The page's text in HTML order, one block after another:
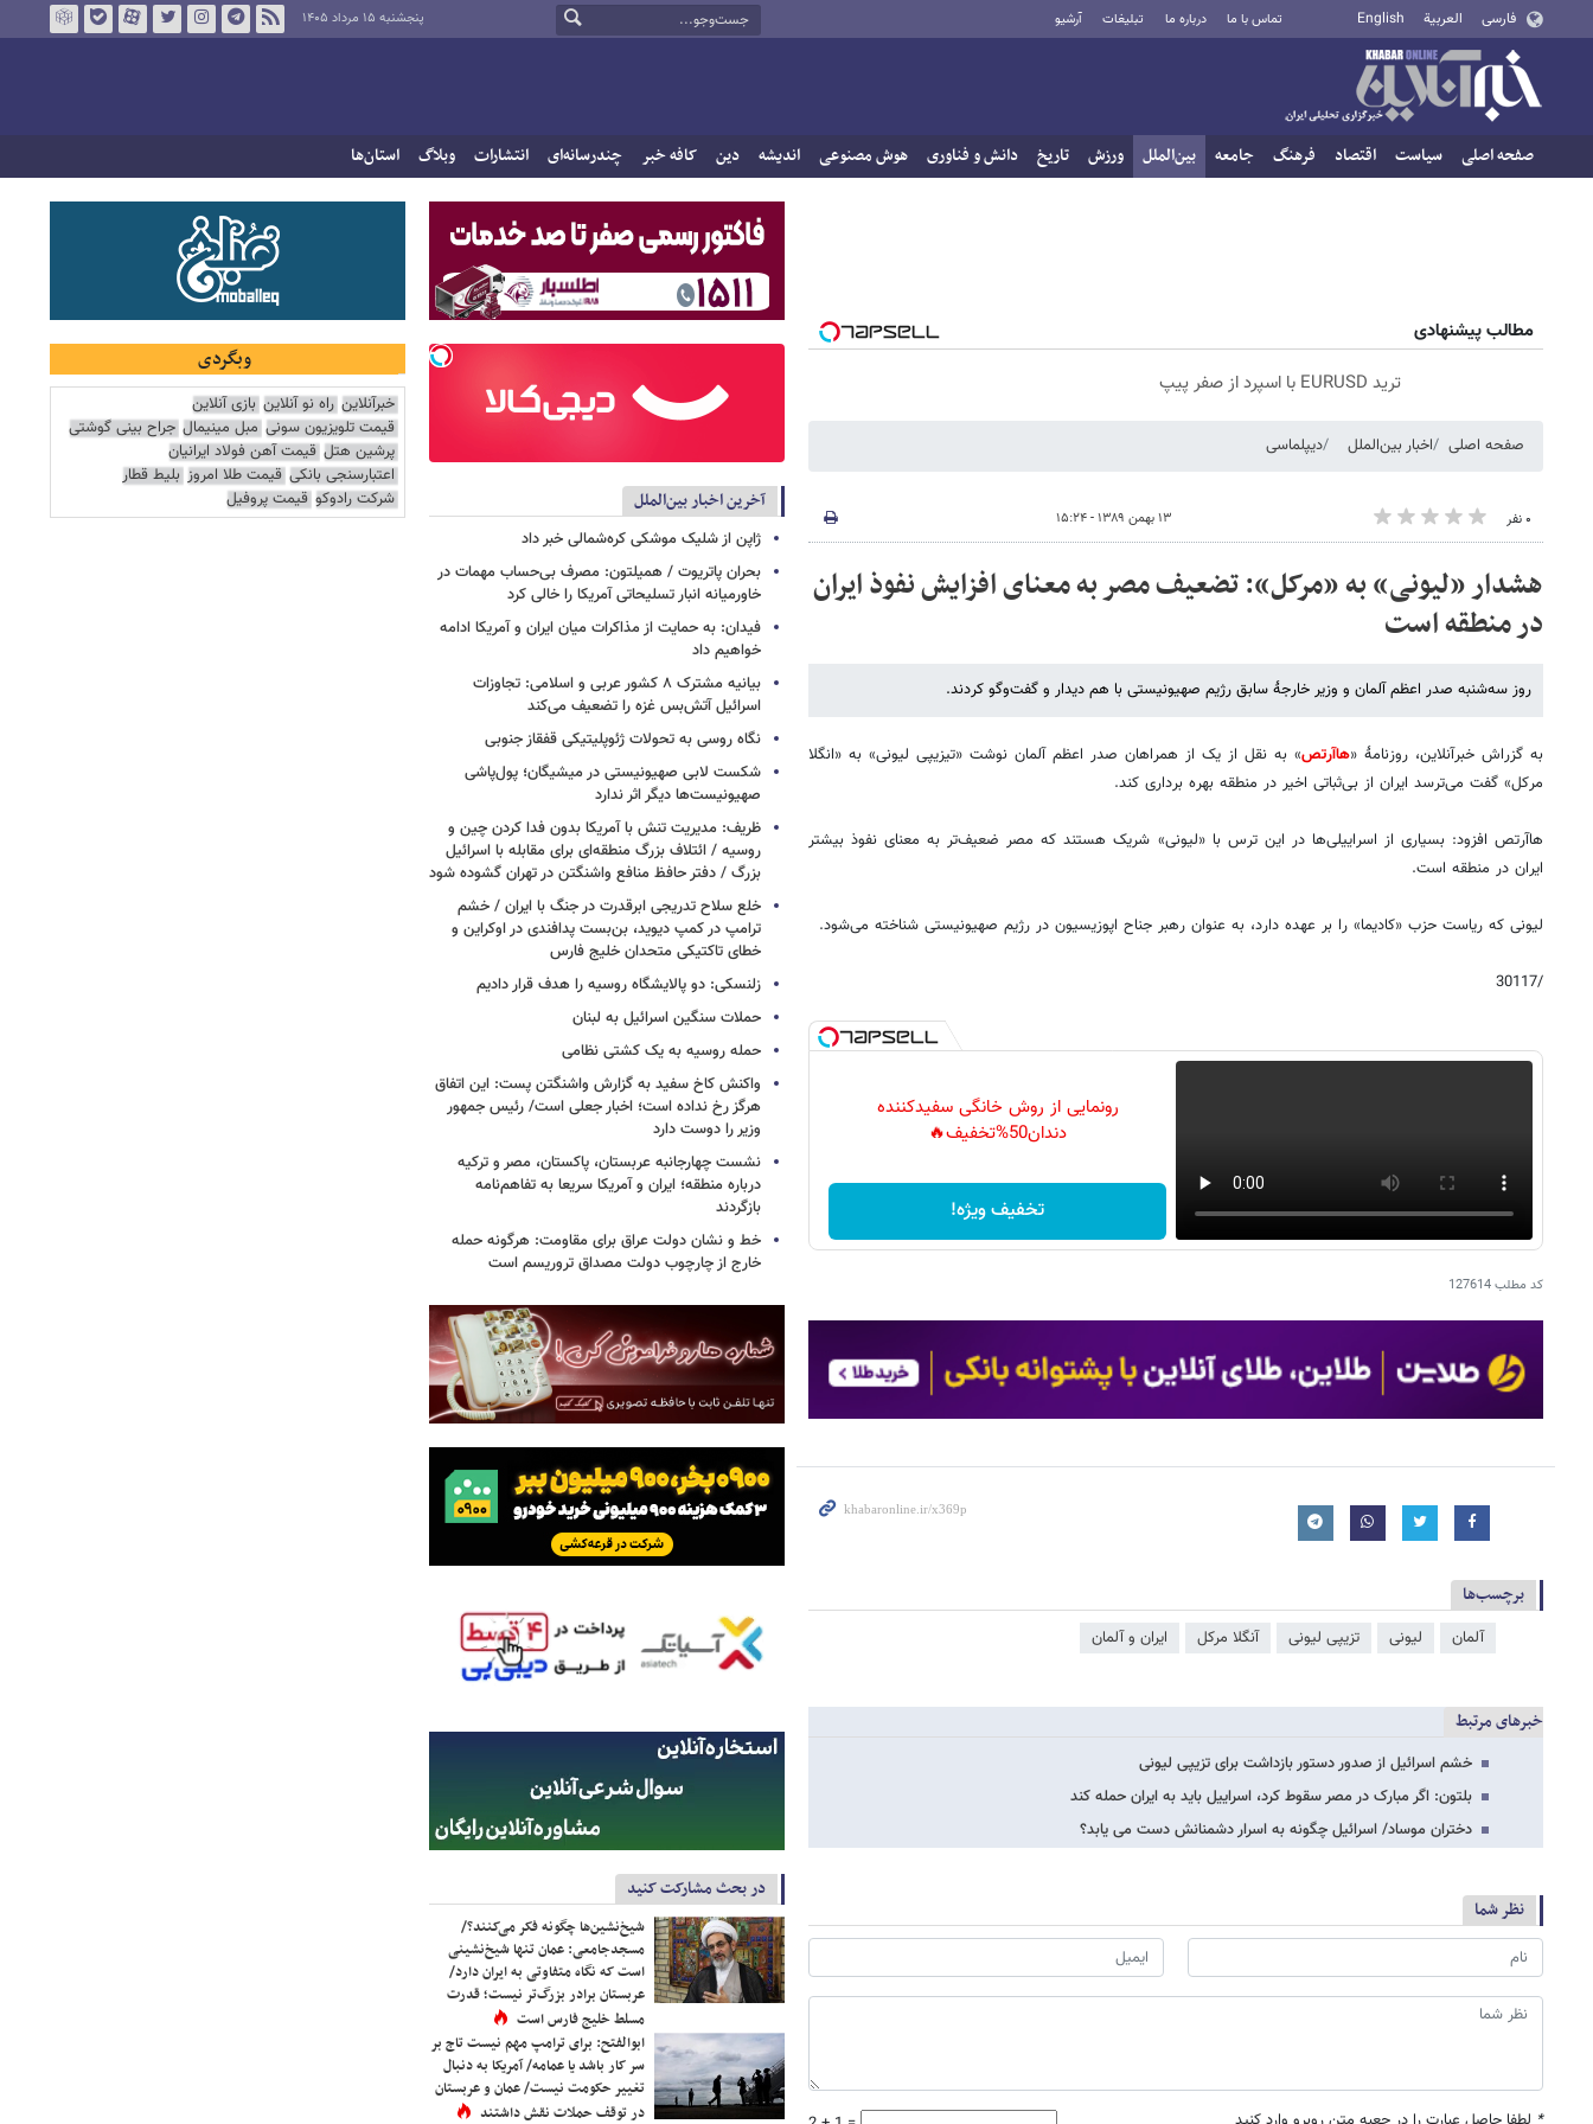
فارسی العربية English تماس با ما درباره ما تبلیغات آرشیو پنجشنبه ۱۵ مرداد ۱۴۰۵
صفحه اصلی سیاست اقتصاد فرهنگ جامعه بین‌الملل ورزش تاریخ دانش و فناوری هوش مصنوعی اندیشه دین کافه خبر چندرسانه‌ای انتشارات وبلاگ استان‌ها
مطالب پیشنهادی
ترید EURUSD با اسپرد از صفر پیپ
صفحه اصلی اخبار بین‌الملل دیپلماسی
۰ نفر ۱۳ بهمن ۱۳۸۹ - ۱۵:۲۴
هشدار «لیونی» به «مرکل»: تضعیف مصر به معنای افزایش نفوذ ایران
در منطقه است
روز سه‌شنبه صدر اعظم آلمان و وزیر خارجۀ سابق رژیم صهیونیستی با هم دیدار و گفت‌وگو کردند.
به گزراش خبرآنلاین، روزنامۀ «هاآرتص» به نقل از یک از همراهان صدر اعظم آلمان نوشت «تیزیپی لیونی» به «انگلا
مرکل» گفت می‌ترسد ایران از بی‌ثباتی اخیر در منطقه بهره برداری کند.
هاآرتص افزود: بسیاری از اسراییلی‌ها در این ترس با «لیونی» شریک هستند که مصر ضعیف‌تر به معنای نفوذ بیشتر
ایران در منطقه است.
لیونی که ریاست حزب «کادیما» را بر عهده دارد، به عنوان رهبر جناح اپوزیسیون در رژیم صهیونیستی شناخته می‌شود.
/30117
رونمایی از روش خانگی سفیدکننده
دندان50%تخفیف🔥
تخفیف ویژه!
کد مطلب127614
برچسب‌ها
آلمان لیونی تزیپی لیونی آنگلا مرکل ایران و آلمان
خبرهای مرتبط
خشم اسرائیل از صدور دستور بازداشت برای تزیپی لیونی
بلتون: اگر مبارک در مصر سقوط کرد، اسراییل باید به ایران حمله کند
دختران موساد/ اسرائیل چگونه به اسرار دشمنانش دست می یابد؟
نظر شما
آخرین اخبار بین‌الملل
ژاپن از شلیک موشکی کره‌شمالی خبر داد
بحران پاتریوت / همیلتون: مصرف بی‌حساب مهمات در
خاورمیانه انبار تسلیحاتی آمریکا را خالی کرد
فیدان: به حمایت از مذاکرات میان ایران و آمریکا ادامه
خواهیم داد
بیانیه مشترک ۸ کشور عربی و اسلامی: تجاوزات
اسرائیل آتش‌بس غزه را تضعیف می‌کند
نگاه روسی به تحولات ژئوپلیتیکی قفقاز جنوبی
شکست لابی صهیونیستی در میشیگان؛ پول‌پاشی
صهیونیست‌ها دیگر اثر ندارد
ظریف: مدیریت تنش با آمریکا بدون فدا کردن چین و
روسیه / ائتلاف بزرگ منطقه‌ای برای مقابله با اسرائیل
بزرگ / دفتر حافظ منافع واشنگتن در تهران گشوده شود
خلع سلاح تدریجی ابرقدرت در جنگ با ایران / خشم
ترامپ در کمپ دیوید، بن‌بست پدافندی در اوکراین و
خطای تاکتیکی متحدان خلیج فارس
زلنسکی: دو پالایشگاه روسیه را هدف قرار دادیم
حملات سنگین اسرائیل به لبنان
حمله روسیه به یک کشتی نظامی
واکنش کاخ سفید به گزارش واشنگتن پست: این اتفاق
هرگز رخ نداده است؛ اخبار جعلی است/ رئیس جمهور
وزیر را دوست دارد
نشست چهارجانبه عربستان، پاکستان، مصر و ترکیه
درباره منطقه؛ ایران و آمریکا سریعا به تفاهم‌نامه
بازگردند
خط و نشان دولت عراق برای مقاومت: هرگونه حمله
خارج از چارچوب دولت مصداق تروریسم است
در بحث مشارکت کنید
شیخ‌نشین‌ها چگونه فکر می‌کنند؟/
مسجدجامعی: عمان تنها شیخ‌نشینی
است که نگاه متفاوتی به ایران دارد/
عربستان برادر بزرگ‌تر نیست؛ قدرت
مسلط خلیج فارس است
ابوالفتح: برای ترامپ مهم نیست تاج بر
سر کار باشد یا عمامه/ آمریکا به دنبال
تغییر حکومت نیست/ عمان و عربستان
در توقف حملات نقش داشتند
وبگردی
خبرآنلاین راه نو آنلاین بازی آنلاین
قیمت تلویزیون سونی مبل مینیمال جراح بینی گوشتی
پرشین هتل قیمت آهن فولاد ایرانیان
اعتبارسنجی بانکی قیمت طلا امروز بلیط قطار
شرکت رادوکو قیمت پروفیل